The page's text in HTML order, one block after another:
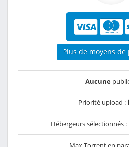
Plus de moyens de
Aucune
Priorité upload :
Hébergeurs sélectionnés :
Max Torrent en